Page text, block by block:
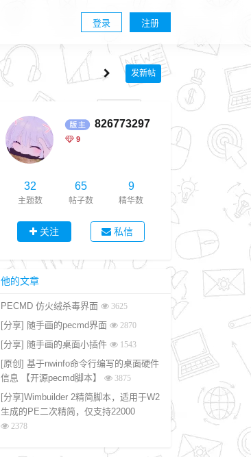
登录 注册
发新帖
826773297
9
32
主题数
65
帖子数
9
精华数
关注 私信
他的文章
PECMD 仿火绒杀毒界面 3625
[分享] 随手画的pecmd界面 2870
[分享] 随手画的桌面小插件 1543
[原创] 基于nwinfo命令行编写的桌面硬件
信息 【开源pecmd脚本】
3875
[分享]Wimbuilder 2精简脚本，适用于W2
生成的PE二次精简，仅支持22000
2378